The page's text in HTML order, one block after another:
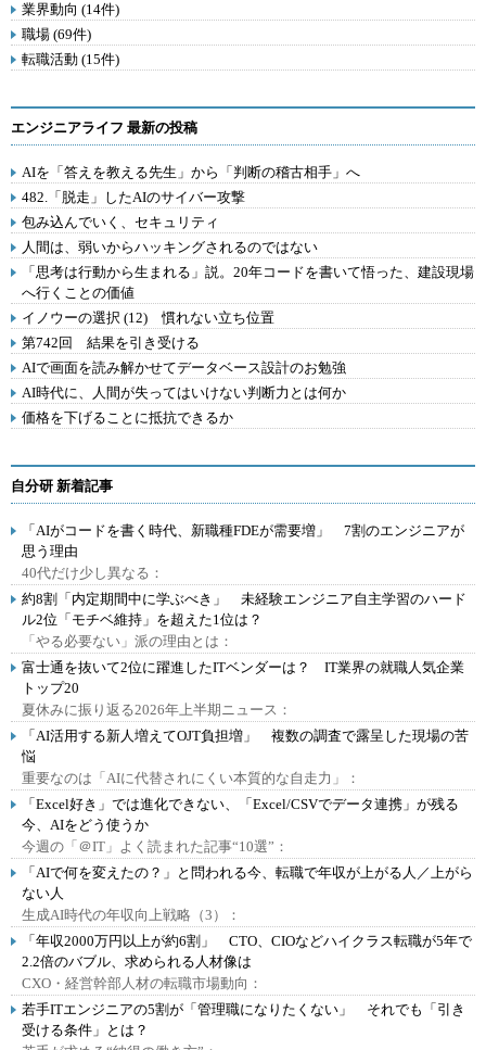
業界動向 (14件)
職場 (69件)
転職活動 (15件)
エンジニアライフ 最新の投稿
AIを「答えを教える先生」から「判断の稽古相手」へ
482.「脱走」したAIのサイバー攻撃
包み込んでいく、セキュリティ
人間は、弱いからハッキングされるのではない
「思考は行動から生まれる」説。20年コードを書いて悟った、建設現場
へ行くことの価値
イノウーの選択 (12) 慣れない立ち位置
第742回 結果を引き受ける
AIで画面を読み解かせてデータベース設計のお勉強
AI時代に、人間が失ってはいけない判断力とは何か
価格を下げることに抵抗できるか
自分研 新着記事
「AIがコードを書く時代、新職種FDEが需要増」 7割のエンジニアが
思う理由
40代だけ少し異なる：
約8割「内定期間中に学ぶべき」 未経験エンジニア自主学習のハード
ル2位「モチベ維持」を超えた1位は？
「やる必要ない」派の理由とは：
富士通を抜いて2位に躍進したITベンダーは？ IT業界の就職人気企業
トップ20
夏休みに振り返る2026年上半期ニュース：
「AI活用する新人増えてOJT負担増」 複数の調査で露呈した現場の苦
悩
重要なのは「AIに代替されにくい本質的な自走力」：
「Excel好き」では進化できない、「Excel/CSVでデータ連携」が残る
今、AIをどう使うか
今週の「＠IT」よく読まれた記事“10選”：
「AIで何を変えたの？」と問われる今、転職で年収が上がる人／上がら
ない人
生成AI時代の年収向上戦略（3）：
「年収2000万円以上が約6割」 CTO、CIOなどハイクラス転職が5年で
2.2倍のバブル、求められる人材像は
CXO・経営幹部人材の転職市場動向：
若手ITエンジニアの5割が「管理職になりたくない」 それでも「引き
受ける条件」とは？